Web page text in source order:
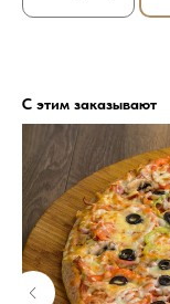
С этим заказывают